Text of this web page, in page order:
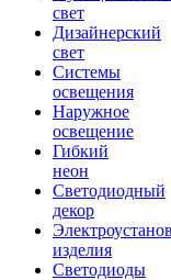
свет
Дизайнерский
свет
Системы
освещения
Наружное
освещение
Гибкий
неон
Светодиодный
декор
изделия
Светодиоды